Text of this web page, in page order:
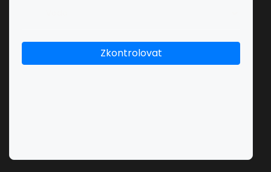
Zkontrolovat